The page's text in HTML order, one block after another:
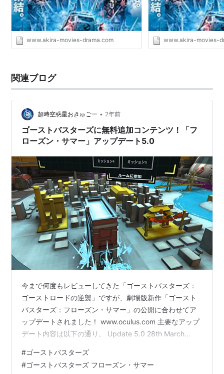
www.akira-movies-drama.com www.akira-movies-
関連ブログ
超時空惑星おきゅごー • 2年前
ゴーストバスターズに無料追加コンテンツ！「フ
ローズン・サマー」アップデート5.0
今まで何度もレビューしてきた「ゴーストバスターズ：
ゴーストロードの逆襲」ですが、劇場版新作「ゴースト
バスターズ：フローズン・サマー」の公開に合わせてア
ップデートされました！ www.oculus.com 主要なアップ
デート内容は以下の通り。 Update 5.0 28th March
narrative-driven missions, accessible from the
'Firehouse' on the mission map table. Frozen Empire
#ゴーストバスターズ
#ゴーストバスターズ フローズン・サマー